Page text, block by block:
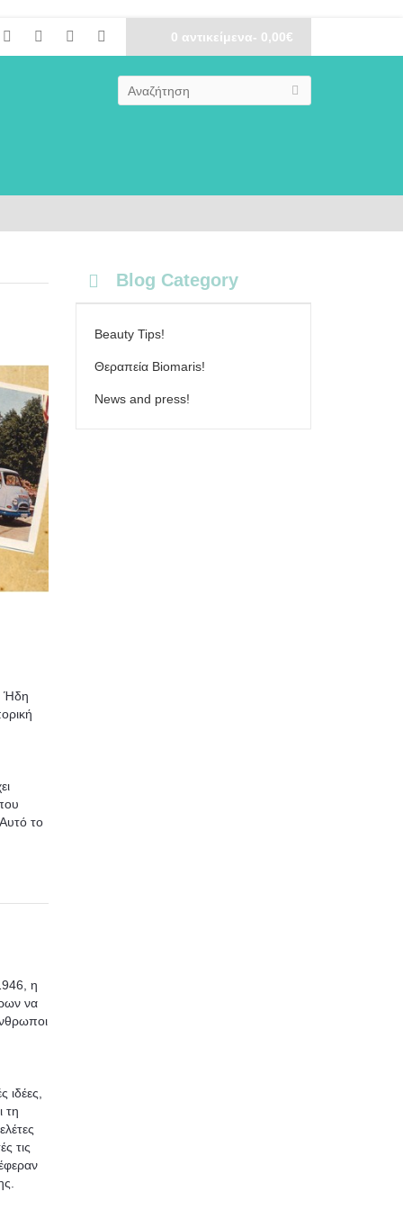
0 αντικείμενα- 0,00€
Ήδη
το
η
να
ιδέες,
τη
τις
Blog Category
Beauty Tips!
Θεραπεία Biomaris!
News and press!